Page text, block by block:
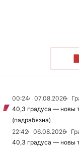
00:24 07.08.2026
40,3 градуса — новы
(падрабязна)
22:42
06.08.2026
40,3 градуса — новы